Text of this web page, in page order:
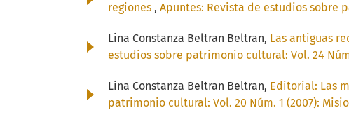
regiones , Apuntes: Revista de estudios sobre
Lina Constanza Beltran Beltran, Las antiguas
estudios sobre patrimonio cultural: Vol. 24
Lina Constanza Beltran Beltran, Editorial: Las
patrimonio cultural: Vol. 20 Núm. 1 (2007):